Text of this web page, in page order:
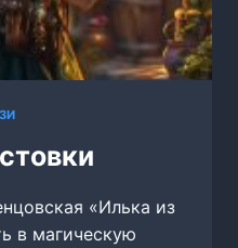
«Илька из
в магическую